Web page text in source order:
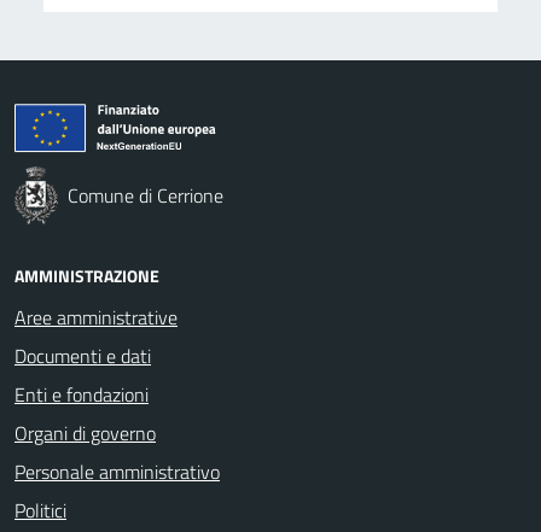
Comune di Cerrione
AMMINISTRAZIONE
Aree amministrative
Documenti e dati
Enti e fondazioni
Organi di governo
Personale amministrativo
Politici